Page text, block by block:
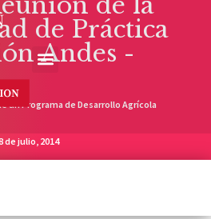
de Práctica
Andes -
un Programa de Desarrollo Agrícola
de julio, 2014